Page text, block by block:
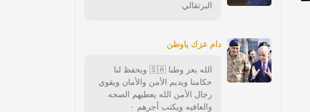
البرتقالي
دام عزك ياوطن
الله يعز وطنا 🇸🇦 ويحفظ لنا
حكامنا ويديم الأمن والأمان ويقوي
رجال الأمن الله يعطيهم الصحه
والعافيه ويكتب أجرهم ٠